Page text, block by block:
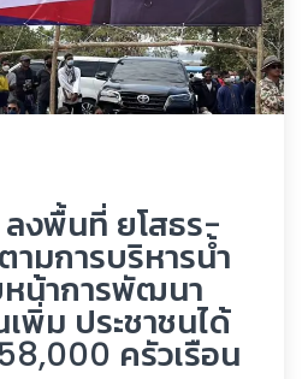
งพื้นที่ ยโสธร-
มการบริหารน้ำ
น้าการพัฒนา
พิ่ม ประชาชนได้
ครัวเรือน